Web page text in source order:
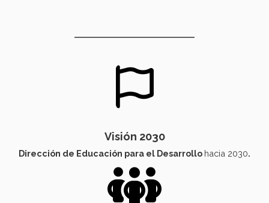
Visión 2030
Dirección de Educación para el Desarrollo hacia 2030.